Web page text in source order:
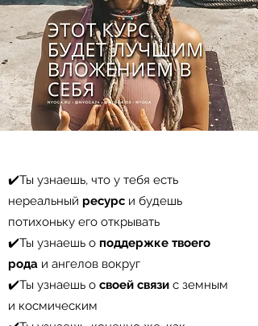
✔️Ты узнаешь, что у тебя есть
нереальный ресурс и будешь
потихоньку его открывать
✔️Ты узнаешь о поддержке твоего
рода и ангелов вокруг
✔️Ты узнаешь о своей связи с земным
и космическим